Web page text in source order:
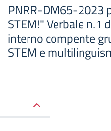
PNRR-DM65-2023
STEM!" Verbale n.1
interno compente
STEM e